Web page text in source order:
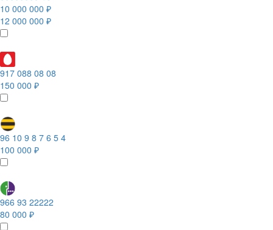
10 000 000 ₽
12 000 000 ₽
917 088 08 08
150 000 ₽
96 10 9 8 7 6 5 4
100 000 ₽
966 93 22222
80 000 ₽